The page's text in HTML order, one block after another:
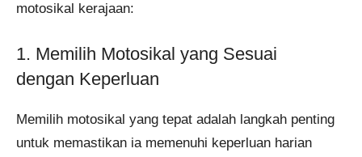
motosikal kerajaan:
1. Memilih Motosikal yang Sesuai
dengan Keperluan
Memilih motosikal yang tepat adalah langkah penting
untuk memastikan ia memenuhi keperluan harian